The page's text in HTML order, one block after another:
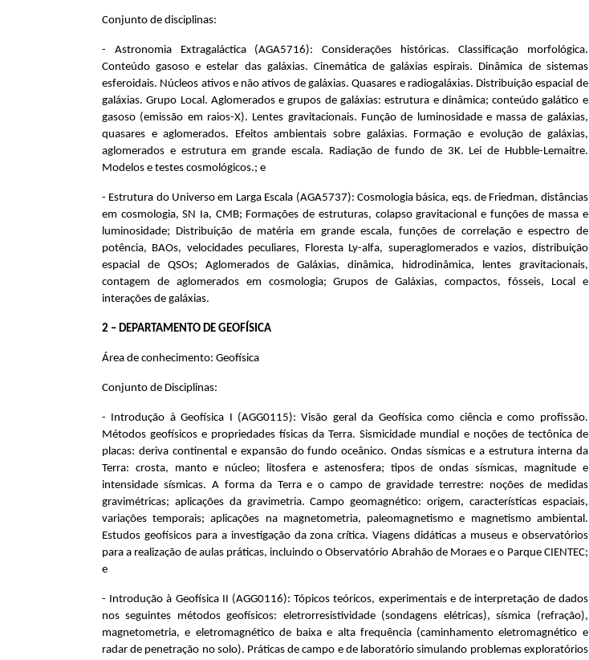
Conjunto de disciplinas:
- Astronomia Extragaláctica (AGA5716): Considerações históricas. Classificação morfológica.
Conteúdo gasoso e estelar das galáxias. Cinemática de galáxias espirais. Dinâmica de sistemas
esferoidais. Núcleos ativos e não ativos de galáxias. Quasares e radiogaláxias. Distribuição espacial de
galáxias. Grupo Local. Aglomerados e grupos de galáxias: estrutura e dinâmica; conteúdo galático e
gasoso (emissão em raios-X). Lentes gravitacionais. Função de luminosidade e massa de galáxias,
quasares e aglomerados. Efeitos ambientais sobre galáxias. Formação e evolução de galáxias,
aglomerados e estrutura em grande escala. Radiação de fundo de 3K. Lei de Hubble-Lemaitre.
Modelos e testes cosmológicos.; e
- Estrutura do Universo em Larga Escala (AGA5737): Cosmologia básica, eqs. de Friedman, distâncias
em cosmologia, SN Ia, CMB; Formações de estruturas, colapso gravitacional e funções de massa e
luminosidade; Distribuição de matéria em grande escala, funções de correlação e espectro de
potência, BAOs, velocidades peculiares, Floresta Ly-alfa, superaglomerados e vazios, distribuição
espacial de QSOs; Aglomerados de Galáxias, dinâmica, hidrodinâmica, lentes gravitacionais,
contagem de aglomerados em cosmologia; Grupos de Galáxias, compactos, fósseis, Local e
interações de galáxias.
2 – DEPARTAMENTO DE GEOFÍSICA
Área de conhecimento: Geofísica
Conjunto de Disciplinas:
- Introdução à Geofísica I (AGG0115): Visão geral da Geofísica como ciência e como profissão.
Métodos geofísicos e propriedades físicas da Terra. Sismicidade mundial e noções de tectônica de
placas: deriva continental e expansão do fundo oceânico. Ondas sísmicas e a estrutura interna da
Terra: crosta, manto e núcleo; litosfera e astenosfera; tipos de ondas sísmicas, magnitude e
intensidade sísmicas. A forma da Terra e o campo de gravidade terrestre: noções de medidas
gravimétricas; aplicações da gravimetria. Campo geomagnético: origem, características espaciais,
variações temporais; aplicações na magnetometria, paleomagnetismo e magnetismo ambiental.
Estudos geofísicos para a investigação da zona crítica. Viagens didáticas a museus e observatórios
para a realização de aulas práticas, incluindo o Observatório Abrahão de Moraes e o Parque CIENTEC;
e
- Introdução à Geofísica II (AGG0116): Tópicos teóricos, experimentais e de interpretação de dados
nos seguintes métodos geofísicos: eletrorresistividade (sondagens elétricas), sísmica (refração),
magnetometria, e eletromagnético de baixa e alta frequência (caminhamento eletromagnético e
radar de penetração no solo). Práticas de campo e de laboratório simulando problemas exploratórios